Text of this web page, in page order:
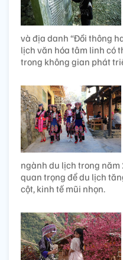
và địa danh “Đồi thông
lịch văn hóa tâm linh có
trong không gian phát
ngành du lịch trong
quan trọng để du lịch
cột, kinh tế mũi nhọn.